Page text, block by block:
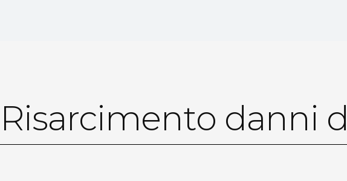
Risarcimento danni